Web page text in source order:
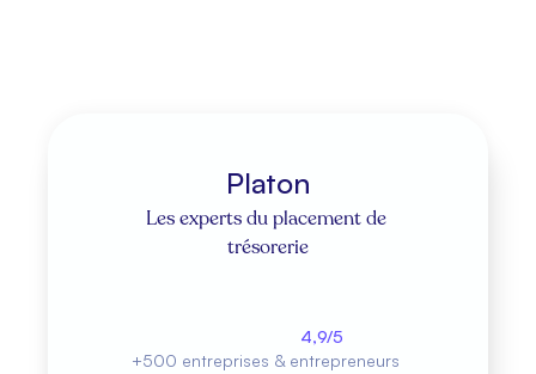
Platon
Les experts du placement de
trésorerie
4,9/5
+500 entreprises & entrepreneurs